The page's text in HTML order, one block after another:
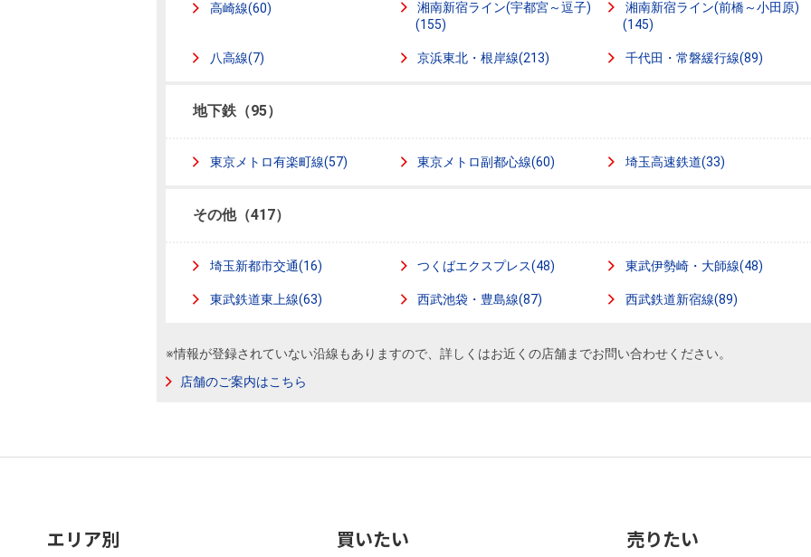
高崎線(60)
湘南新宿ライン(宇都宮～逗子)
(155)
湘南新宿ライン(前橋～小田原)
(145)
八高線(7) 京浜東北・根岸線(213) 千代田・常磐緩行線(89)
地下鉄（95）
東京メトロ有楽町線(57) 東京メトロ副都心線(60) 埼玉高速鉄道(33)
その他（417）
埼玉新都市交通(16) つくばエクスプレス(48) 東武伊勢崎・大師線(48)
東武鉄道東上線(63) 西武池袋・豊島線(87) 西武鉄道新宿線(89)
※情報が登録されていない沿線もありますので、詳しくはお近くの店舗までお問い合わせください。
店舗のご案内はこちら
エリア別 買いたい 売りたい